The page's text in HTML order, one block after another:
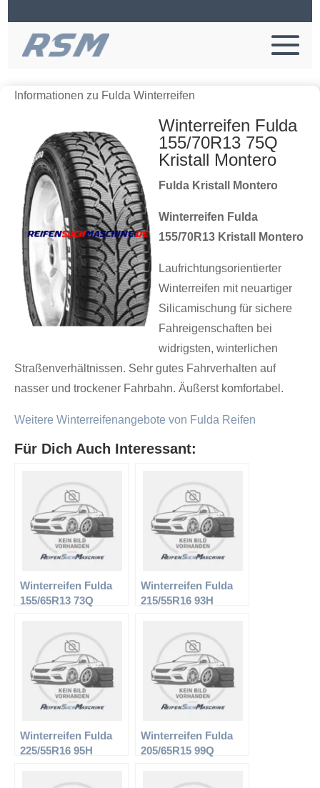
Informationen zu Fulda Winterreifen
Winterreifen Fulda
155/70R13 75Q
Kristall Montero
Fulda Kristall Montero
Winterreifen Fulda
155/70R13 Kristall Montero
Laufrichtungsorientierter
Winterreifen mit neuartiger
Silicamischung für sichere
Fahreigenschaften bei
widrigsten, winterlichen
Straßenverhältnissen. Sehr gutes Fahrverhalten auf
nasser und trockener Fahrbahn. Äußerst komfortabel.
Weitere Winterreifenangebote von Fulda Reifen
Für Dich Auch Interessant:
Winterreifen Fulda
155/65R13 73Q
Winterreifen Fulda
215/55R16 93H
Winterreifen Fulda
225/55R16 95H
Winterreifen Fulda
205/65R15 99Q